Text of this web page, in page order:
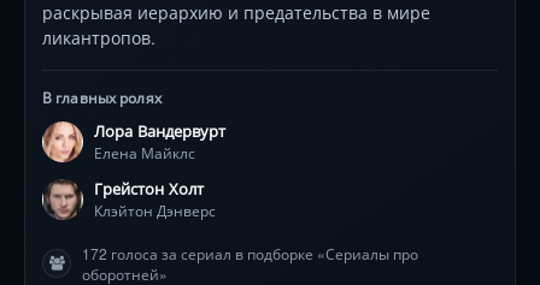
раскрывая иерархию и предательства в мире
ликантропов.
В главных ролях
Лора Вандервурт
Елена Майклс
Грейстон Холт
Клэйтон Дэнверс
172 голоса за сериал в подборке «Сериалы про
оборотней»